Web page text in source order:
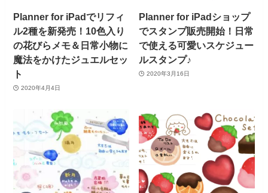
Planner for iPadでリフィ
ル2種を新発売！10色入り
の花びらメモ＆日常小物に
魔法をかけたジュエルセッ
ト
2020年4月4日
Planner for iPadショップ
でスタンプ販売開始！日常
で使える可愛いスケジュー
ルスタンプ♪
2020年3月16日